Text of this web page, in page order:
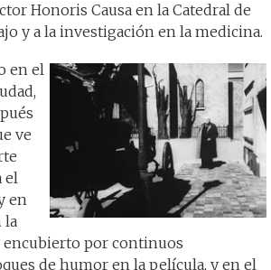
Honoris Causa en la Catedral de
y a la investigación en la medicina.
en el
ve
el
en
la
encubierto por continuos
de humor en la película, y en el